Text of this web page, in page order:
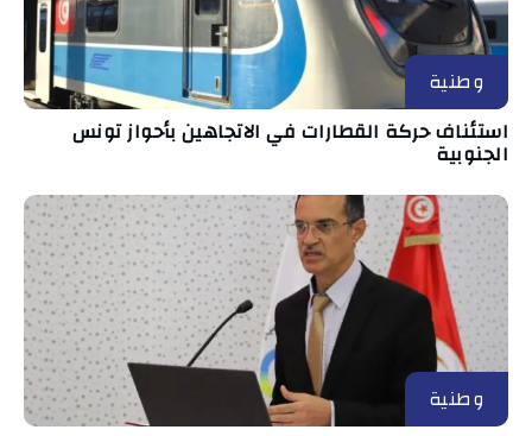
وطنية
استئناف حركة القطارات في الاتجاهين بأحواز تونس
الجنوبية
وطنية